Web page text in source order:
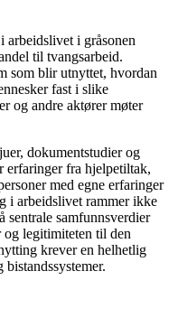
arbeidslivet i gråsonen
til tvangsarbeid.
som blir utnyttet, hvordan
fast i slike
og andre aktører møter
dokumentstudier og
erfaringer fra hjelpetiltak,
med egne erfaringer
i arbeidslivet rammer ikke
sentrale samfunnsverdier
legitimiteten til den
krever en helhetlig